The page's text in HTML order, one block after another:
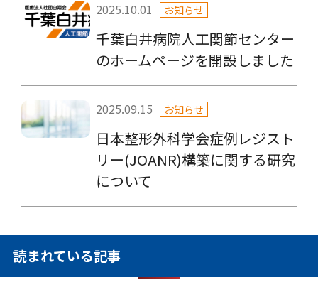
2025.10.01 お知らせ
千葉白井病院人工関節センター
のホームページを開設しました
2025.09.15 お知らせ
日本整形外科学会症例レジスト
リー(JOANR)構築に関する研究
について
読まれている記事